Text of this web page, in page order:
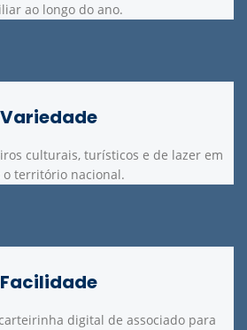
ao longo do ano.
Variedade
culturais, turísticos e de lazer em
o território nacional.
Facilidade
digital de associado para